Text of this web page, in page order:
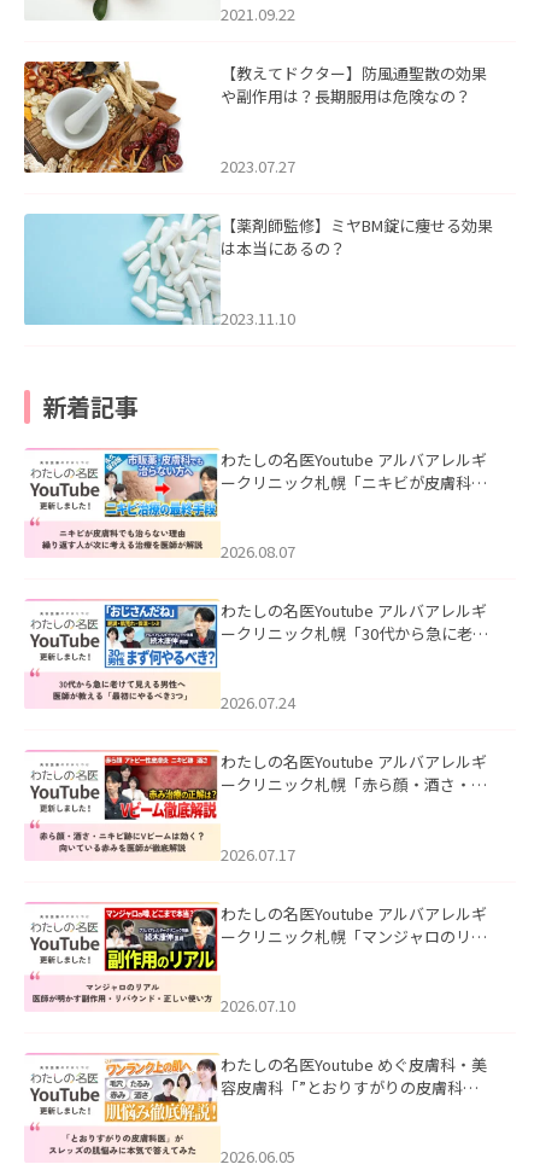
2021.09.22
【教えてドクター】防風通聖散の効果
や副作用は？長期服用は危険なの？
2023.07.27
【薬剤師監修】ミヤBM錠に痩せる効果
は本当にあるの？
2023.11.10
新着記事
わたしの名医Youtube アルバアレルギ
ークリニック札幌「ニキビが皮膚科で
ました。
2026.08.07
わたしの名医Youtube アルバアレルギ
ークリニック札幌「30代から急に老け
た。
2026.07.24
わたしの名医Youtube アルバアレルギ
ークリニック札幌「赤ら顔・酒さ・ニ
した。
2026.07.17
わたしの名医Youtube アルバアレルギ
ークリニック札幌「マンジャロのリア
た。
2026.07.10
わたしの名医Youtube めぐ皮膚科・美
容皮膚科「”とおりすがりの皮膚科
2026.06.05